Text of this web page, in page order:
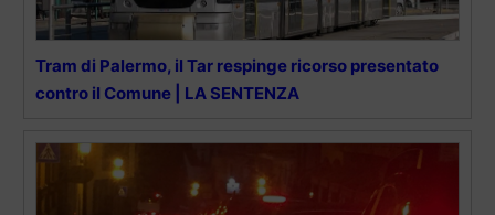
Tram di Palermo, il Tar respinge ricorso presentato
contro il Comune | LA SENTENZA